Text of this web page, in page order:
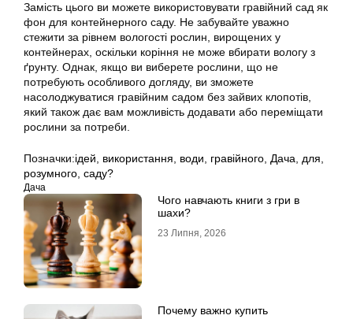
Замість цього ви можете використовувати гравійний сад як
фон для контейнерного саду. Не забувайте уважно
стежити за рівнем вологості рослин, вирощених у
контейнерах, оскільки коріння не може вбирати вологу з
ґрунту. Однак, якщо ви виберете рослини, що не
потребують особливого догляду, ви зможете
насолоджуватися гравійним садом без зайвих клопотів,
який також дає вам можливість додавати або переміщати
рослини за потреби.
Позначки:ідей, використання, води, гравійного, Дача, для,
розумного, саду?
Дача
Чого навчають книги з гри в
шахи?
23 Липня, 2026
Почему важно купить